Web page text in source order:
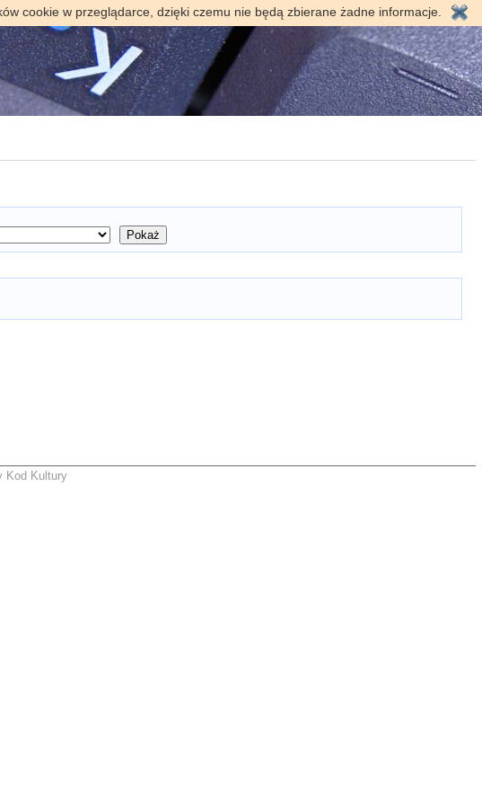
cookie w przeglądarce, dzięki czemu nie będą zbierane żadne informacje.
Kod Kultury